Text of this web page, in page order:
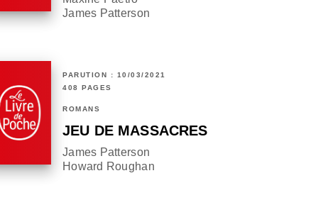
James Patterson
PARUTION : 10/03/2021
408 PAGES
ROMANS
JEU DE MASSACRES
James Patterson
Howard Roughan